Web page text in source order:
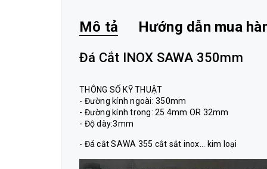
Mô tả Hướng dẫn mua
Đá Cắt INOX SAWA 350mm
THÔNG SỐ KỸ THUẬT
- Đường kính ngoài: 350mm
- Đường kính trong: 25.4mm OR 32mm
- Độ dày:3mm
- Đá cắt SAWA 355 cắt sắt inox... kim loại